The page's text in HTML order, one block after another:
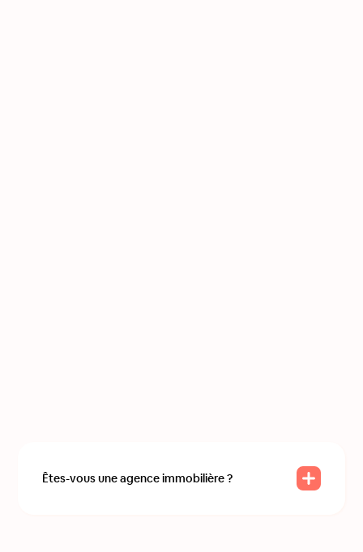
Êtes-vous une agence immobilière ?